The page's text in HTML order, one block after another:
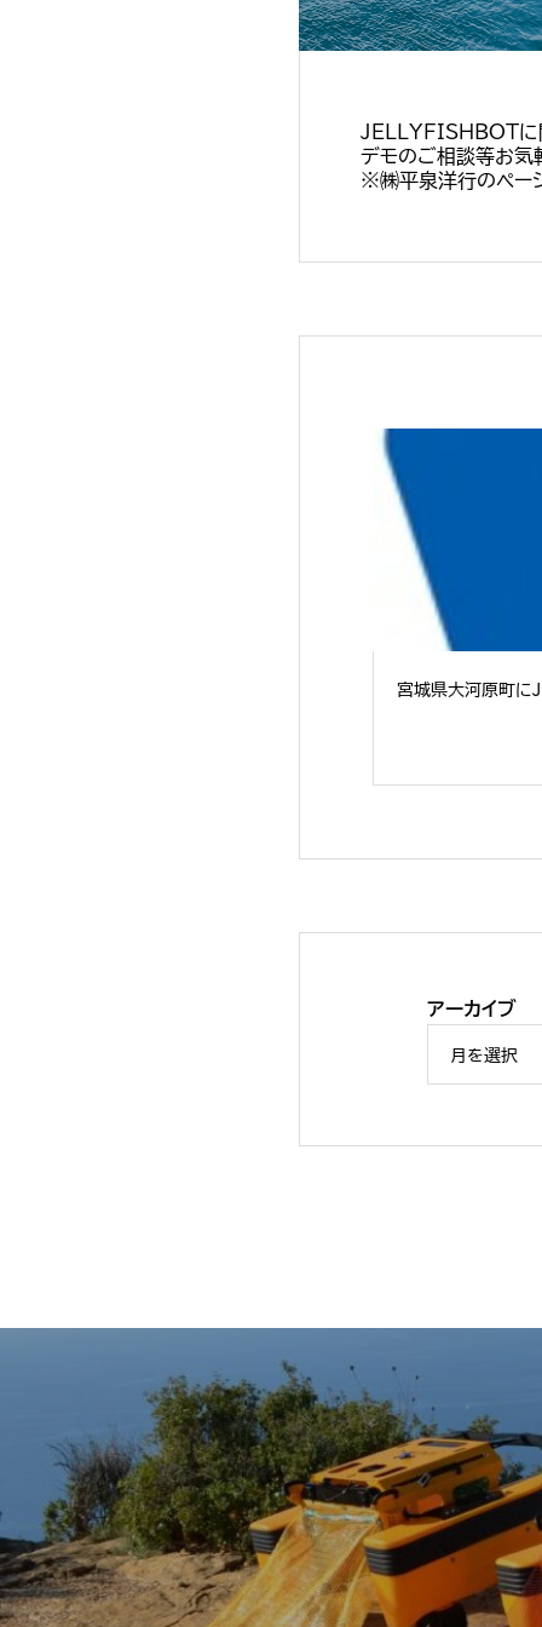
JELLYFISHBOTに関
デモのご相談等お気
※㈱平泉洋行のペー
宮城県大河原町に
FANPS「ソリュー
水産タイムス記事
アーカイブ
月を選択